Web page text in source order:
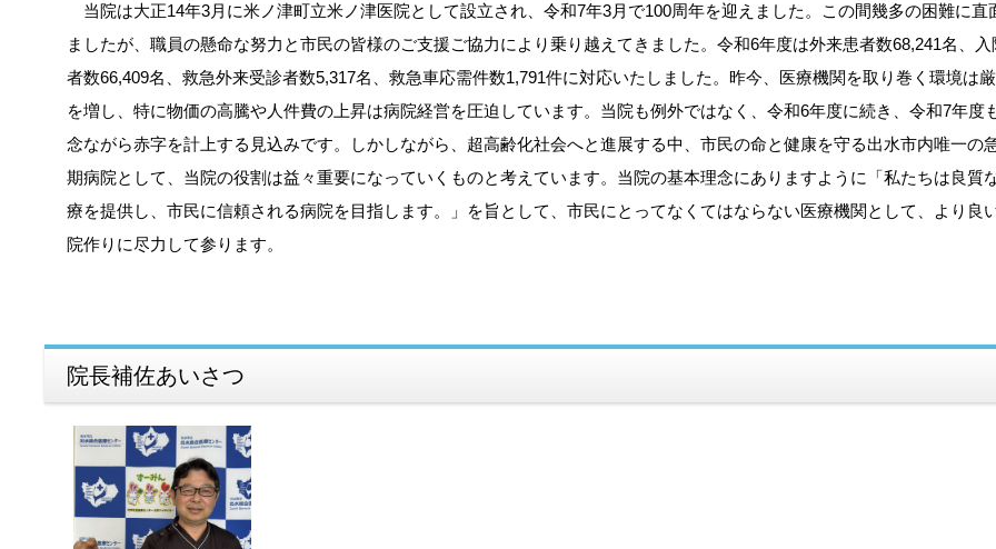
当院は大正14年3月に米ノ津町立米ノ津医院として設立され、令和7年3月で100周年を迎えました。この間幾多の困難に直
ましたが、職員の懸命な努力と市民の皆様のご支援ご協力により乗り越えてきました。令和6年度は外来患者数68,241名、入
者数66,409名、救急外来受診者数5,317名、救急車応需件数1,791件に対応いたしました。昨今、医療機関を取り巻く環境は
を増し、特に物価の高騰や人件費の上昇は病院経営を圧迫しています。当院も例外ではなく、令和6年度に続き、令和7年度
念ながら赤字を計上する見込みです。しかしながら、超高齢化社会へと進展する中、市民の命と健康を守る出水市内唯一の
期病院として、当院の役割は益々重要になっていくものと考えています。当院の基本理念にありますように「私たちは良質
療を提供し、市民に信頼される病院を目指します。」を旨として、市民にとってなくてはならない医療機関として、より良
院作りに尽力して参ります。
院長補佐あいさつ